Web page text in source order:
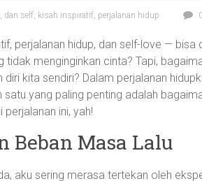
, dan self, kisah inspiratif, perjalanan hidup
perjalanan hidup, dan self-love —
tidak menginginkan cinta? Tapi,
kita sendiri? Dalam perjalanan
satu yang paling penting adalah
perjalanan ini, yah!
Beban Masa Lalu
aku sering merasa tertekan oleh